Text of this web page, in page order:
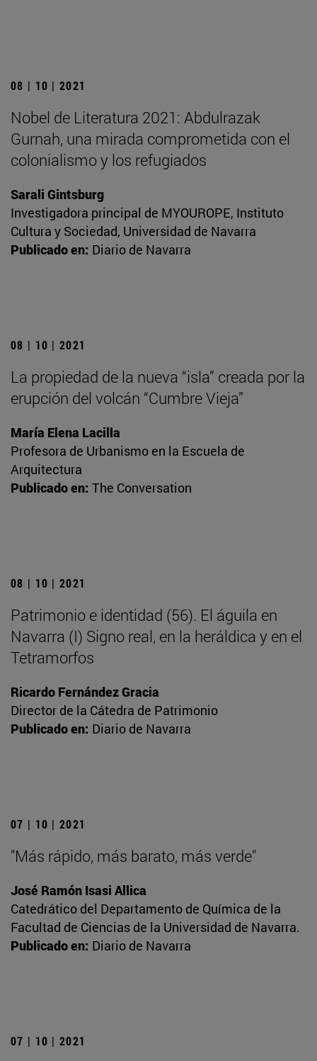
08 | 10 | 2021
Nobel de Literatura 2021: Abdulrazak
Gurnah, una mirada comprometida con el
colonialismo y los refugiados
Sarali Gintsburg
Investigadora principal de MYOUROPE, Instituto
Cultura y Sociedad, Universidad de Navarra
Publicado en: Diario de Navarra
08 | 10 | 2021
La propiedad de la nueva “isla” creada por la
erupción del volcán “Cumbre Vieja”
María Elena Lacilla
Profesora de Urbanismo en la Escuela de
Arquitectura
Publicado en: The Conversation
08 | 10 | 2021
Patrimonio e identidad (56). El águila en
Navarra (I) Signo real, en la heráldica y en el
Tetramorfos
Ricardo Fernández Gracia
Director de la Cátedra de Patrimonio
Publicado en: Diario de Navarra
07 | 10 | 2021
"Más rápido, más barato, más verde"
José Ramón Isasi Allica
Catedrático del Departamento de Química de la
Facultad de Ciencias de la Universidad de Navarra.
Publicado en: Diario de Navarra
07 | 10 | 2021